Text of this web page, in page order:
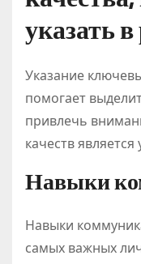
указать
Указание
помогает
привлечь
качеств
Навыки
Навыки
самых важных